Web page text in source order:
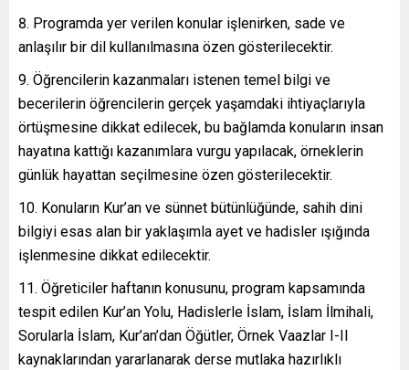
Programda yer verilen konular işlenirken, sade ve
anlaşılır bir dil kullanılmasına özen gösterilecektir.
Öğrencilerin kazanmaları istenen temel bilgi ve
becerilerin öğrencilerin gerçek yaşamdaki ihtiyaçlarıyla
örtüşmesine dikkat edilecek, bu bağlamda konuların insan
hayatına kattığı kazanımlara vurgu yapılacak, örneklerin
günlük hayattan seçilmesine özen gösterilecektir.
Konuların Kur’an ve sünnet bütünlüğünde, sahih dini
bilgiyi esas alan bir yaklaşımla ayet ve hadisler ışığında
işlenmesine dikkat edilecektir.
Öğreticiler haftanın konusunu, program kapsamında
tespit edilen Kur’an Yolu, Hadislerle İslam, İslam İlmihali,
Sorularla İslam, Kur’an’dan Öğütler, Örnek Vaazlar I-II
kaynaklarından yararlanarak derse mutlaka hazırlıklı